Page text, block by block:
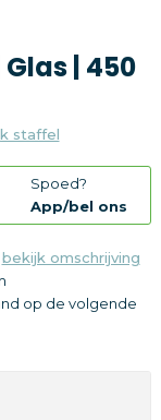
| 450
staffel
Spoed?
App/bel ons
bekijk omschrijving
op de volgende